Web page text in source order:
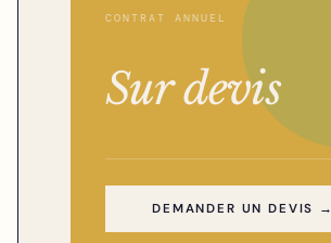
CONTRAT ANNUEL
Sur devis
DEMANDER UN DEVIS →